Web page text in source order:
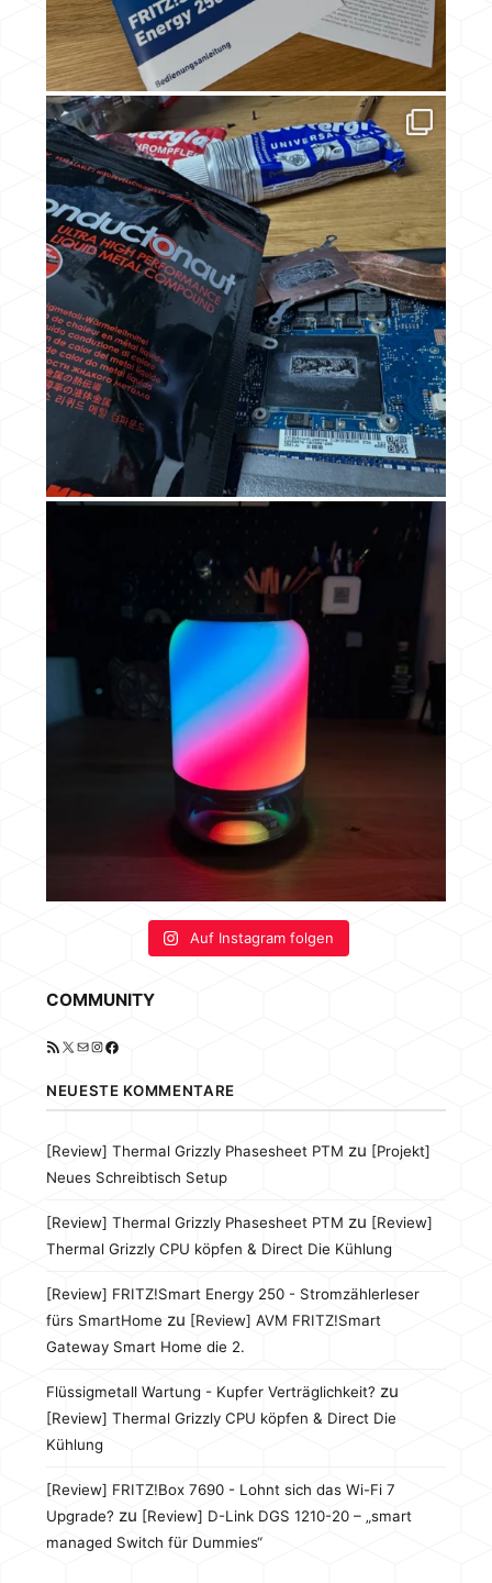
Auf Instagram folgen
COMMUNITY
RSS-Feed
X E-MailInstagram
Facebook
NEUESTE KOMMENTARE
[Review] Thermal Grizzly Phasesheet PTM zu [Projekt]
Neues Schreibtisch Setup
[Review] Thermal Grizzly Phasesheet PTM zu [Review]
Thermal Grizzly CPU köpfen & Direct Die Kühlung
[Review] FRITZ!Smart Energy 250 - Stromzählerleser
fürs SmartHome zu [Review] AVM FRITZ!Smart
Gateway Smart Home die 2.
Flüssigmetall Wartung - Kupfer Verträglichkeit? zu
[Review] Thermal Grizzly CPU köpfen & Direct Die
Kühlung
[Review] FRITZ!Box 7690 - Lohnt sich das Wi-Fi 7
Upgrade? zu [Review] D-Link DGS 1210-20 – „smart
managed Switch für Dummies“